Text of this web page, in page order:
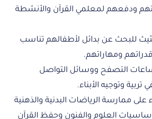
ودفعهم لمعلمي القرآن والأنشطة
للبحث عن بدائل لأطفالهم تناسب
ومهاراتهم.
التصفح ووسائل التواصل
تربية وتوجيه الأبناء.
على ممارسة الرياضات البدنية والذهنية
العلوم والفنون وحفظ القرآن